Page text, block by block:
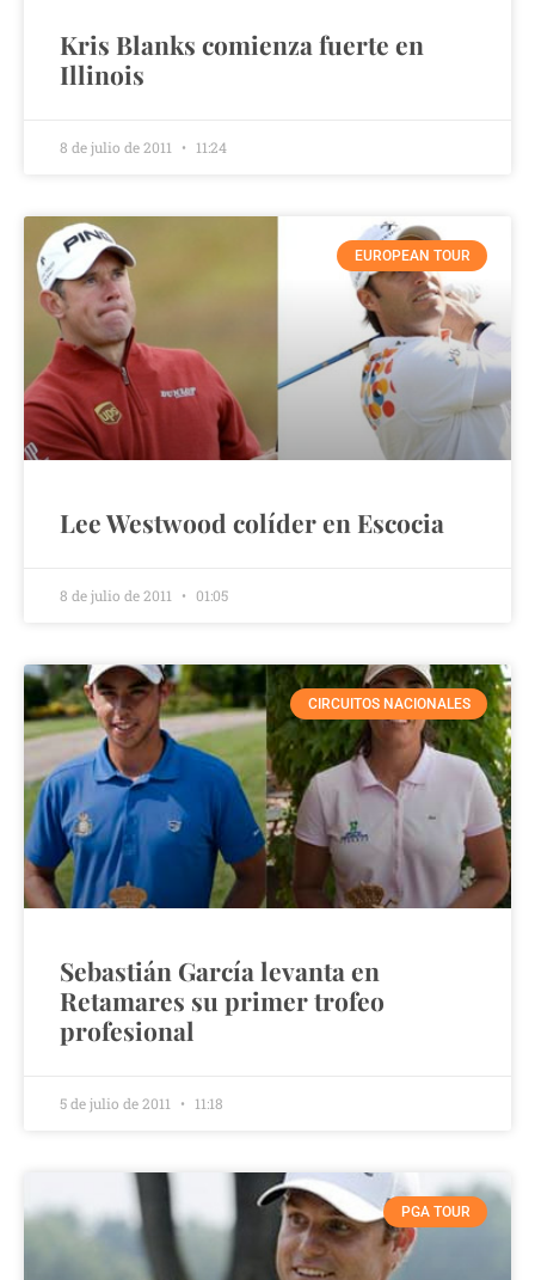
Kris Blanks comienza fuerte en
Illinois
8 de julio de 2011 11:24
EUROPEAN TOUR
Lee Westwood colíder en Escocia
8 de julio de 2011 01:05
CIRCUITOS NACIONALES
Sebastián García levanta en
Retamares su primer trofeo
profesional
5 de julio de 2011 11:18
PGA TOUR